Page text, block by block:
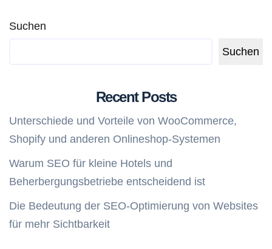
Suchen
Suchen
Recent Posts
Unterschiede und Vorteile von WooCommerce,
Shopify und anderen Onlineshop-Systemen
Warum SEO für kleine Hotels und
Beherbergungsbetriebe entscheidend ist
Die Bedeutung der SEO-Optimierung von Websites
für mehr Sichtbarkeit